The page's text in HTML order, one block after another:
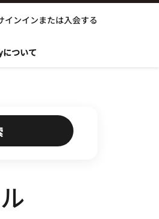
インインまたは入会する
ついて